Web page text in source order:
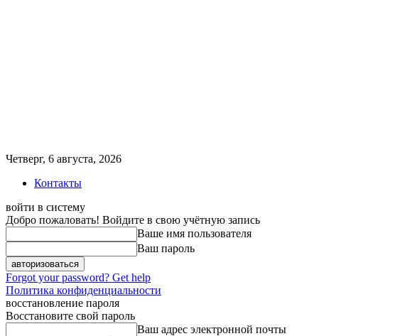
Четверг, 6 августа, 2026
Контакты
войти в систему
Добро пожаловать! Войдите в свою учётную запись
Ваше имя пользователя
Ваш пароль
Forgot your password? Get help
Политика конфиденциальности
восстановление пароля
Восстановите свой пароль
Ваш адрес электронной почты